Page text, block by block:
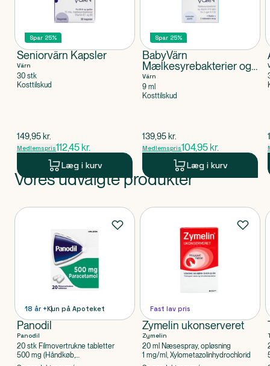
Spar 25%
Seniorvärn Kapsler
Värn
30 stk
Kosttilskud
$gammel pris
149,95 kr.
Medlemspris112,45 kr.
Læg i kurv
Spar 25%
BabyVärn
Mælkesyrebakterier og
Vitamin D
Värn
9 ml
Kosttilskud
$gammel pris
139,95 kr.
Medlemspris104,95 kr.
Læg i kurv
Produkt 1 af 0
Vores udvalgte produkter
Produkter
18 år +Kun på Apoteket
Panodil
Panodil
20 stk Filmovertrukne tabletter
500 mg (Håndkøb,
Fast lav pris
Zymelin ukonserveret
Zymelin
20 ml Næsespray, opløsning
1 mg/ml, Xylometazolinhydrochlorid